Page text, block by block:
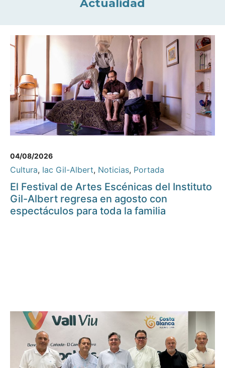
Actualidad
04/08/2026
Cultura, Iac Gil-Albert, Noticias, Portada
El Festival de Artes Escénicas del Instituto
Gil-Albert regresa en agosto con
espectáculos para toda la familia